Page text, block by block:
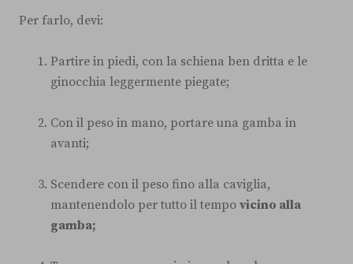
Per farlo, devi:
Partire in piedi, con la schiena ben dritta e le
ginocchia leggermente piegate;
Con il peso in mano, portare una gamba in
avanti;
Scendere con il peso fino alla caviglia,
mantenendolo per tutto il tempo vicino alla
gamba;